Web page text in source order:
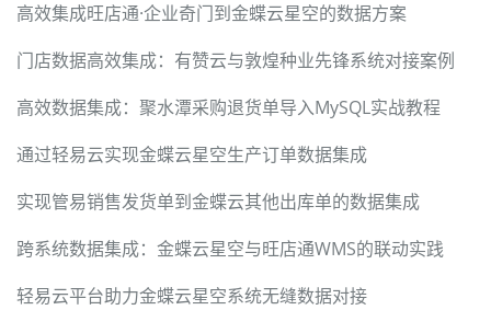
高效集成旺店通·企业奇门到金蝶云星空的数据方案
门店数据高效集成：有赞云与敦煌种业先锋系统对接案例
高效数据集成：聚水潭采购退货单导入MySQL实战教程
通过轻易云实现金蝶云星空生产订单数据集成
实现管易销售发货单到金蝶云其他出库单的数据集成
跨系统数据集成：金蝶云星空与旺店通WMS的联动实践
轻易云平台助力金蝶云星空系统无缝数据对接